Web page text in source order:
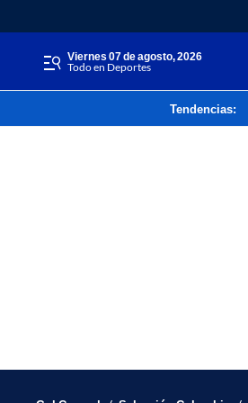
viernes 07 de agosto, 2026
Todo en Deportes
Tendencias: